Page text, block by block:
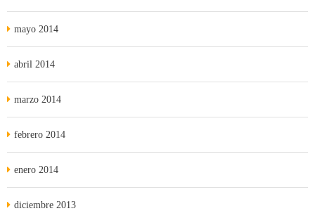
mayo 2014
abril 2014
marzo 2014
febrero 2014
enero 2014
diciembre 2013